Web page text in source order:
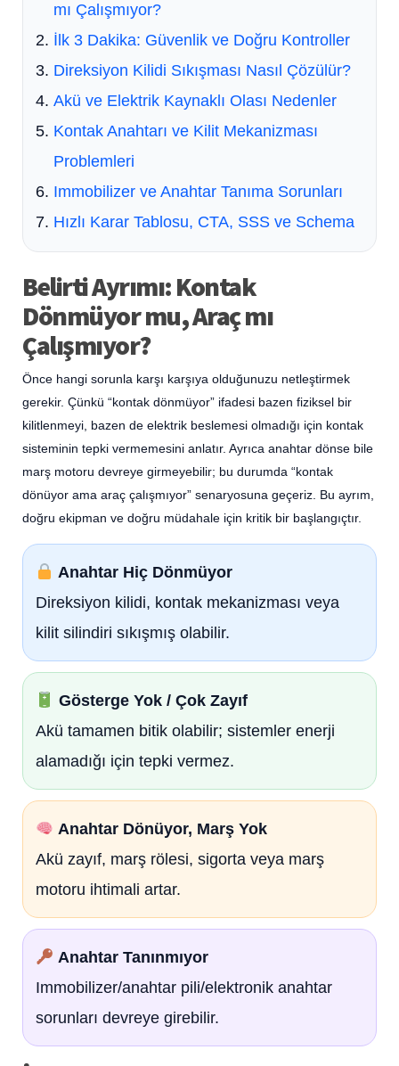
mı Çalışmıyor?
İlk 3 Dakika: Güvenlik ve Doğru Kontroller
Direksiyon Kilidi Sıkışması Nasıl Çözülür?
Akü ve Elektrik Kaynaklı Olası Nedenler
Kontak Anahtarı ve Kilit Mekanizması
Problemleri
Immobilizer ve Anahtar Tanıma Sorunları
Hızlı Karar Tablosu, CTA, SSS ve Schema
Belirti Ayrımı: Kontak
Dönmüyor mu, Araç mı
Çalışmıyor?
Önce hangi sorunla karşı karşıya olduğunuzu netleştirmek
gerekir. Çünkü “kontak dönmüyor” ifadesi bazen fiziksel bir
kilitlenmeyi, bazen de elektrik beslemesi olmadığı için kontak
sisteminin tepki vermemesini anlatır. Ayrıca anahtar dönse bile
marş motoru devreye girmeyebilir; bu durumda “kontak
dönüyor ama araç çalışmıyor” senaryosuna geçeriz. Bu ayrım,
doğru ekipman ve doğru müdahale için kritik bir başlangıçtır.
Anahtar Hiç Dönmüyor
Direksiyon kilidi, kontak mekanizması veya
kilit silindiri sıkışmış olabilir.
Gösterge Yok / Çok Zayıf
Akü tamamen bitik olabilir; sistemler enerji
alamadığı için tepki vermez.
Anahtar Dönüyor, Marş Yok
Akü zayıf, marş rölesi, sigorta veya marş
motoru ihtimali artar.
Anahtar Tanınmıyor
Immobilizer/anahtar pili/elektronik anahtar
sorunları devreye girebilir.